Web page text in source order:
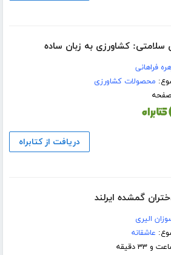
کشاورزی به زبان ساده
فراهانی
محصولات کشاورزی
دریافت از کتابراه
گمشده ایرلند
الیری
عاشقانه